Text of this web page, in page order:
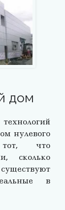
дом
нулевого
тот, что
сколько
в